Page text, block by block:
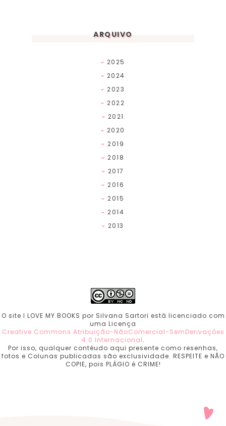
ARQUIVO
2025
2024
2023
2022
2021
2020
2019
2018
2017
2016
2015
2014
2013
O site I LOVE MY BOOKS por Silvana Sartori está licenciado com
uma Licença
Creative Commons Atribuição-NãoComercial-SemDerivações
4.0 Internacional.
Por isso, qualquer contéudo aqui presente como resenhas,
fotos e Colunas publicadas são exclusividade. RESPEITE e NÃO
COPIE, pois PLÁGIO é CRIME!